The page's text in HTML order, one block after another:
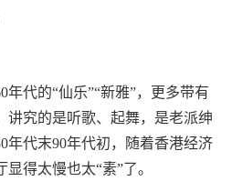
代的“仙乐”“新雅”，更多带有
讲究的是听歌、起舞，是老派绅
年代末90年代初，随着香港经济
得太慢也太“素”了。